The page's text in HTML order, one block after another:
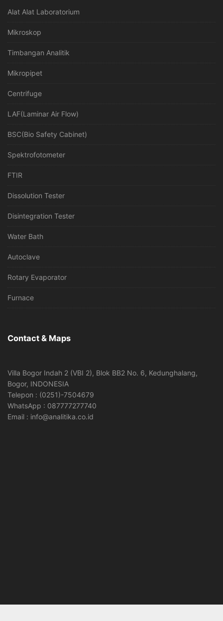
Alat Alat Laboratorium
Mikroskop
Timbangan Analitik
Mikropipet
Centrifuge
LAF(Laminar Air Flow)
BSC(Bio Safety Cabinet)
Spektrofotometer
FTIR
Dissolution Tester
Disintegration Tester
Water Bath
Autoclave
Rotary Evaporator
Furnace
Contact & Maps
Villa Bogor Indah 2 (VBI 2), Blok BB2 No. 6, Kedunghalang,
Bogor, INDONESIA
Telepon : (0251)-7504679
WhatsApp : 087777277740
Email : info@analitika.co.id